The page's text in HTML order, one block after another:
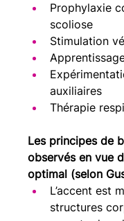
Prophylaxie
scoliose
Stimulation
auxiliaires
Thérapie
Les principes de
observés en vue
optimal (selon
L’accent est
structures